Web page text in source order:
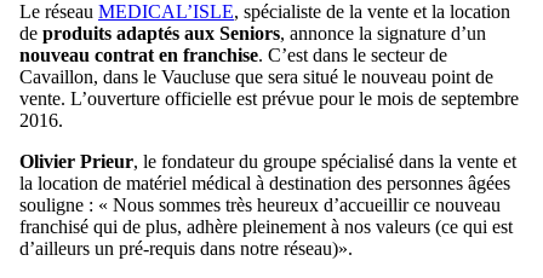
Le réseau MEDICAL’ISLE, spécialiste de la vente et la location
de produits adaptés aux Seniors, annonce la signature d’un
nouveau contrat en franchise. C’est dans le secteur de
Cavaillon, dans le Vaucluse que sera situé le nouveau point de
vente. L’ouverture officielle est prévue pour le mois de septembre
2016.
Olivier Prieur, le fondateur du groupe spécialisé dans la vente et
la location de matériel médical à destination des personnes âgées
souligne : « Nous sommes très heureux d’accueillir ce nouveau
franchisé qui de plus, adhère pleinement à nos valeurs (ce qui est
d’ailleurs un pré-requis dans notre réseau)».